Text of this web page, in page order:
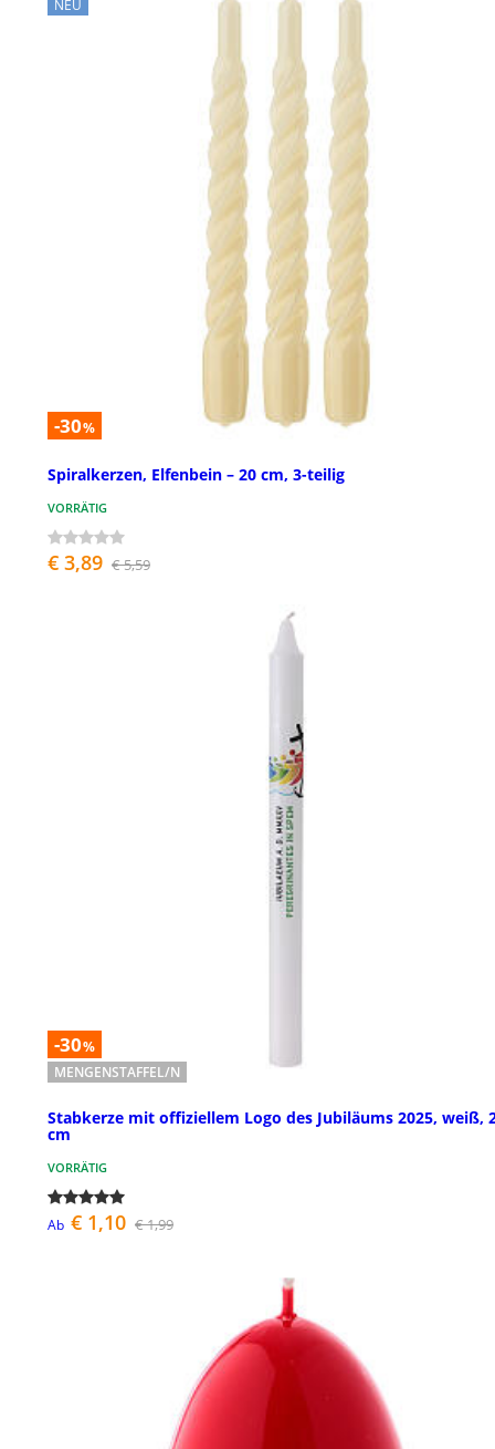
NEU
-30%
Spiralkerzen, Elfenbein – 20 cm, 3-teilig
VORRÄTIG
€ 3,89 € 5,59
-30%
MENGENSTAFFEL/N
Stabkerze mit offiziellem Logo des Jubiläums 2025, weiß,
cm
VORRÄTIG
Ab € 1,10 € 1,99